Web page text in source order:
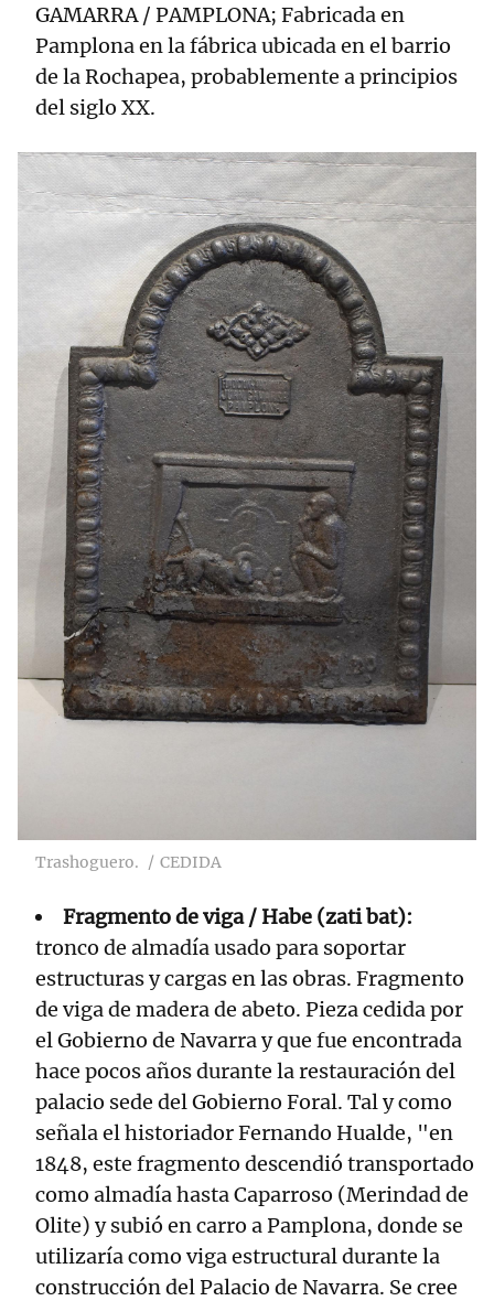
GAMARRA / PAMPLONA; Fabricada en
Pamplona en la fábrica ubicada en el barrio
de la Rochapea, probablemente a principios
del siglo XX.
Trashoguero. CEDIDA
Fragmento de viga / Habe (zati bat):
tronco de almadía usado para soportar
estructuras y cargas en las obras. Fragmento
de viga de madera de abeto. Pieza cedida por
el Gobierno de Navarra y que fue encontrada
hace pocos años durante la restauración del
palacio sede del Gobierno Foral. Tal y como
señala el historiador Fernando Hualde, "en
1848, este fragmento descendió transportado
como almadía hasta Caparroso (Merindad de
Olite) y subió en carro a Pamplona, donde se
utilizaría como viga estructural durante la
construcción del Palacio de Navarra. Se cree